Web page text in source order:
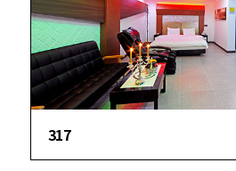
317